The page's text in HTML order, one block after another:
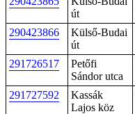
út
290423866
Külső-Budai
út
291726517
Petőfi
Sándor utca
291727592
Kassák
Lajos köz